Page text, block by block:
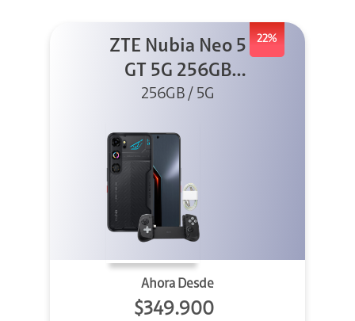
22%
ZTE Nubia Neo 5
GT 5G 256GB
Negro + GPAD +
256GB / 5G
Ahora Desde
$349.900